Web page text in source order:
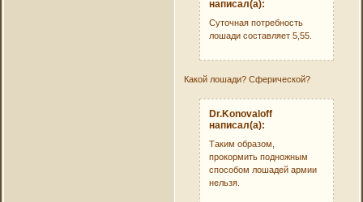
написал(а):
Суточная потребность
лошади составляет 5,55.
Какой лошади? Сферической?
Dr.Konovaloff
написал(а):
Таким образом,
прокормить подножным
способом лошадей армии
нельзя.